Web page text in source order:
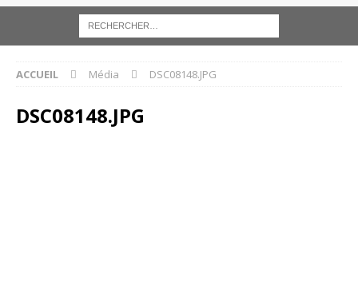
ACCUEIL Média DSC08148.JPG
DSC08148.JPG